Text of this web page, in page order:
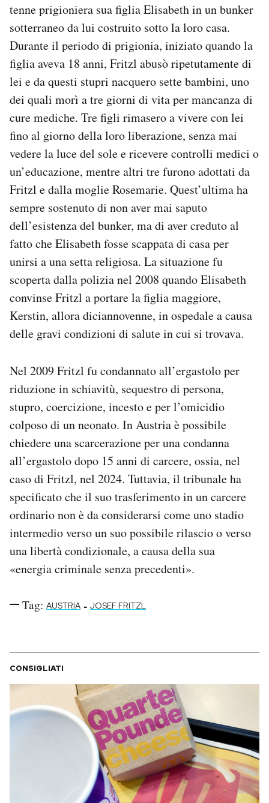
tenne prigioniera sua figlia Elisabeth in un bunker
sotterraneo da lui costruito sotto la loro casa.
Durante il periodo di prigionia, iniziato quando la
figlia aveva 18 anni, Fritzl abusò ripetutamente di
lei e da questi stupri nacquero sette bambini, uno
dei quali morì a tre giorni di vita per mancanza di
cure mediche. Tre figli rimasero a vivere con lei
fino al giorno della loro liberazione, senza mai
vedere la luce del sole e ricevere controlli medici o
un’educazione, mentre altri tre furono adottati da
Fritzl e dalla moglie Rosemarie. Quest’ultima ha
sempre sostenuto di non aver mai saputo
dell’esistenza del bunker, ma di aver creduto al
fatto che Elisabeth fosse scappata di casa per
unirsi a una setta religiosa. La situazione fu
scoperta dalla polizia nel 2008 quando Elisabeth
convinse Fritzl a portare la figlia maggiore,
Kerstin, allora diciannovenne, in ospedale a causa
delle gravi condizioni di salute in cui si trovava.
Nel 2009 Fritzl fu condannato all’ergastolo per
riduzione in schiavitù, sequestro di persona,
stupro, coercizione, incesto e per l’omicidio
colposo di un neonato. In Austria è possibile
chiedere una scarcerazione per una condanna
all’ergastolo dopo 15 anni di carcere, ossia, nel
caso di Fritzl, nel 2024. Tuttavia, il tribunale ha
specificato che il suo trasferimento in un carcere
ordinario non è da considerarsi come uno stadio
intermedio verso un suo possibile rilascio o verso
una libertà condizionale, a causa della sua
«energia criminale senza precedenti».
Tag: AUSTRIA - JOSEF FRITZL
CONSIGLIATI